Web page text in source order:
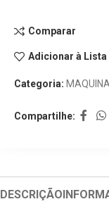
Comparar
Adicionar à Lista
Categoria:
Compartilhe:
DESCRIÇÃO